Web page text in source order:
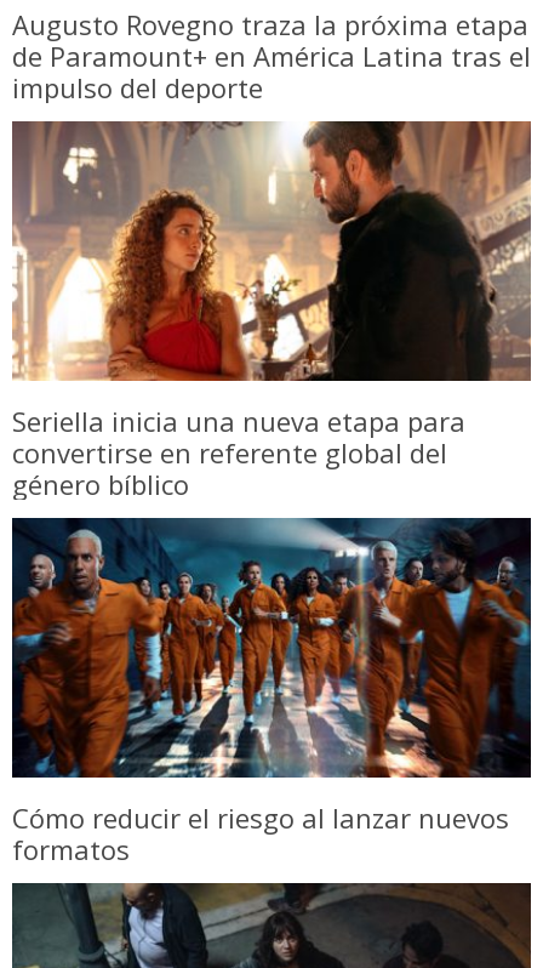
Augusto Rovegno traza la próxima etapa
de Paramount+ en América Latina tras el
impulso del deporte
Seriella inicia una nueva etapa para
convertirse en referente global del
género bíblico
Cómo reducir el riesgo al lanzar nuevos
formatos